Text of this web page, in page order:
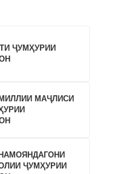
ҶУМҲУРИИ
МАҶЛИСИ
ҶУМҲУРИИ